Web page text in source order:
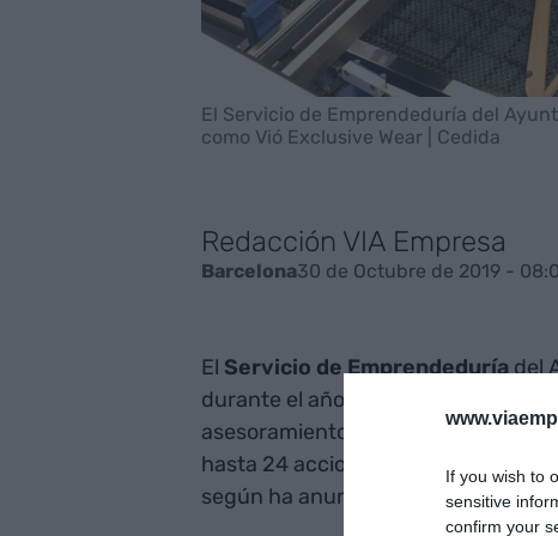
If you wish to
sensitive
confirm your
El Servicio de Emprendeduría del
como Vió Exclusive Wear | Cedida
Redacción VIA Empresa
Barcelona30 de Octubre de 2019 -
El Servicio de Emprendeduríadel
durante el año 2018 colaboró en la
asesoramientos a emprendedores
hasta 24 acciones formativas, en
según ha anunciado en un